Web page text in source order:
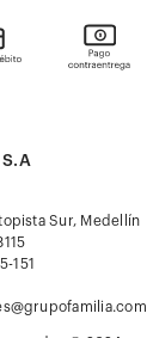
Sur, Medellín
151